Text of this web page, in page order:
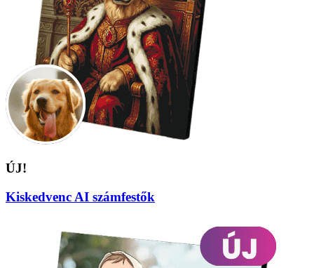
ÚJ!
Kiskedvenc AI számfestők